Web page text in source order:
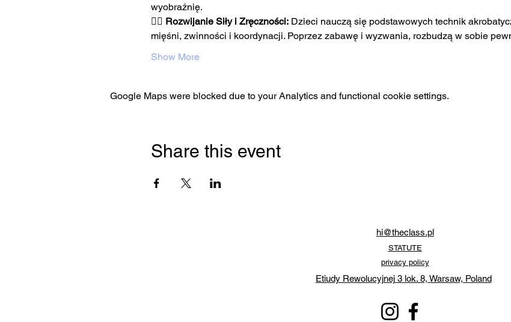
wyobraźnię.
🧘‍♀️ Rozwijanie Siły i Zręczności: Dzieci nauczą się podstawowych technik
mięśni, zwinności i koordynacji. Poprzez zabawę i wyzwania, rozbudzą w sobie
Show More
Google Maps were blocked due to your Analytics and functional cookie settings.
Share this event
hi@theclass.pl
STATUTE
privacy policy
Etiudy Rewolucyjnej 3 lok. 8, Warsaw, Poland